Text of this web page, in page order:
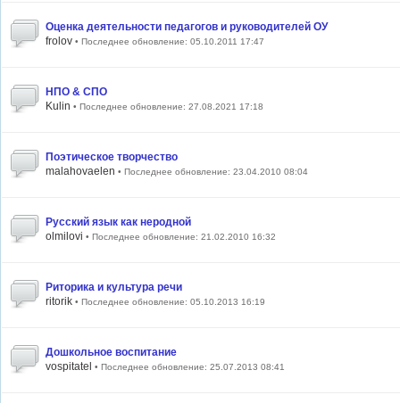
Оценка деятельности педагогов и руководителей ОУ
frolov • Последнее обновление: 05.10.2011 17:47
НПО & СПО
Kulin • Последнее обновление: 27.08.2021 17:18
Поэтическое творчество
malahovaelen • Последнее обновление: 23.04.2010 08:04
Русский язык как неродной
olmilovi • Последнее обновление: 21.02.2010 16:32
Риторика и культура речи
ritorik • Последнее обновление: 05.10.2013 16:19
Дошкольное воспитание
vospitatel
• Последнее обновление: 25.07.2013 08:41